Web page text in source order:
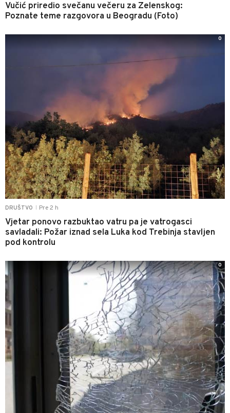
Vučić priredio svečanu večeru za Zelenskog:
Poznate teme razgovora u Beogradu (Foto)
DRUŠTVO Pre 2 h
Vjetar ponovo razbuktao vatru pa je vatrogasci
savladali: Požar iznad sela Luka kod Trebinja stavljen
pod kontrolu
0
0